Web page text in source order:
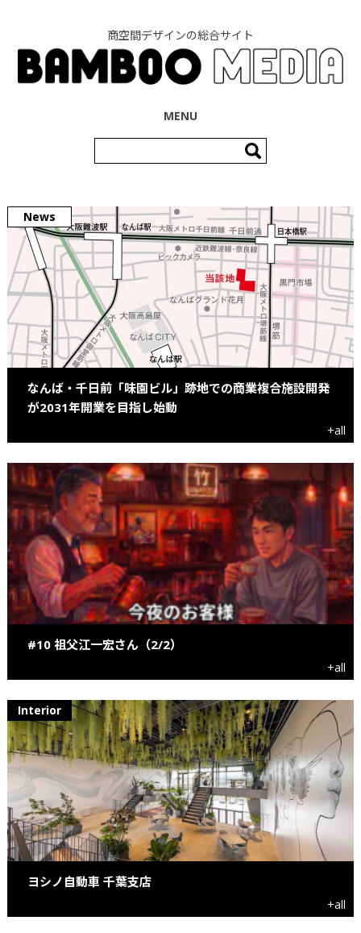
商空間デザインの総合サイト
MENU
索:
News
なんば・千日前「味園ビル」跡地での商業複合施設開発
が2031年開業を目指し始動
+all
#10 祖父江一宏さん（2/2）
+all
Interior
ヨシノ自動車 千葉支店
+all